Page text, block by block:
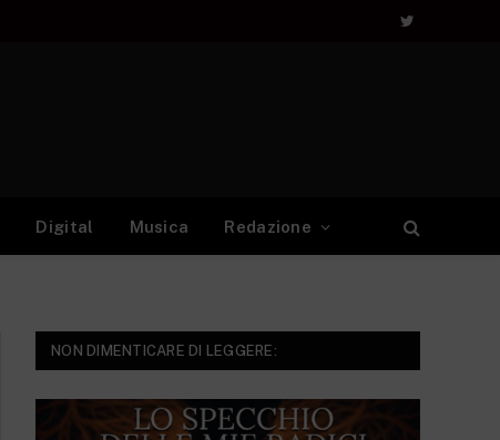
Twitter
Digital Musica Redazione
NON DIMENTICARE DI LEGGERE: